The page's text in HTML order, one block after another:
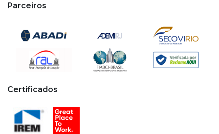
Parceiros
Certificados